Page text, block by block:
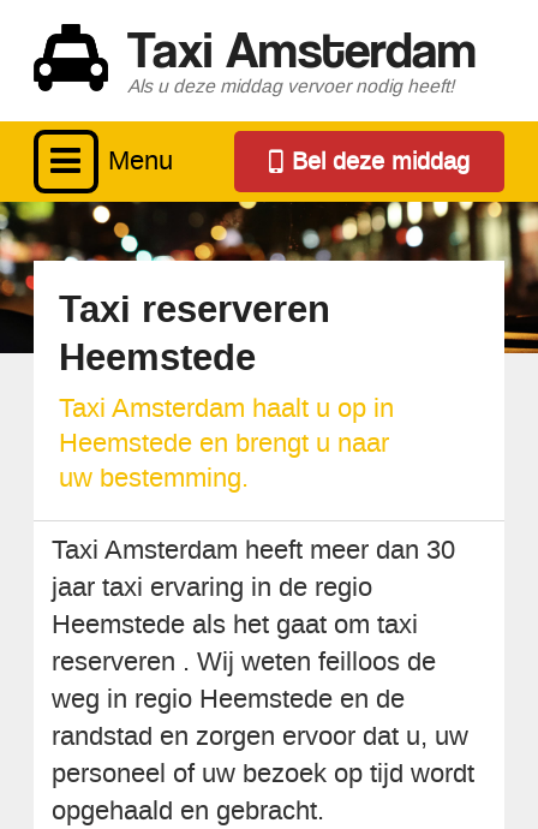
Taxi Amsterdam
Als u deze middag vervoer nodig heeft!
Menu Bel deze middag
Taxi reserveren
Heemstede
Taxi Amsterdam haalt u op in
Heemstede en brengt u naar
uw bestemming.
Taxi Amsterdam heeft meer dan 30
jaar taxi ervaring in de regio
Heemstede als het gaat om taxi
reserveren . Wij weten feilloos de
weg in regio Heemstede en de
randstad en zorgen ervoor dat u, uw
personeel of uw bezoek op tijd wordt
opgehaald en gebracht.